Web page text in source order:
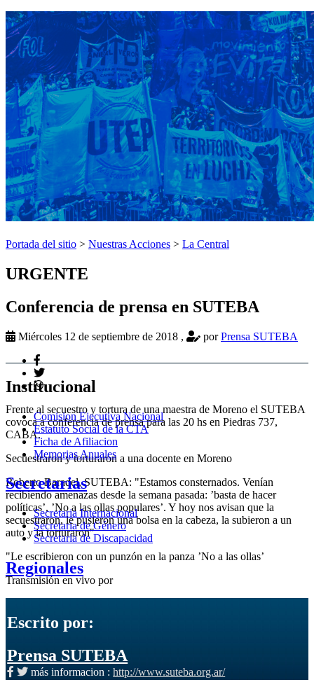
Portada del sitio > Nuestras Acciones > La Central
URGENTE
Conferencia de prensa en SUTEBA
Miércoles 12 de septiembre de 2018 , porPrensa SUTEBA
Frente al secuestro y tortura de una maestra de Moreno el SUTEBA
covoca a conferencia de prensa para las 20 hs en Piedras 737,
CABA.
Secuestraron y torturaron a una docente en Moreno
Roberto Baradel, SUTEBA: "Estamos consternados. Venían
recibiendo amenazas desde la semana pasada: ’basta de hacer
políticas’, ’No a las ollas populares’. Y hoy nos avisan que la
secuestraron, le pusieron una bolsa en la cabeza, la subieron a un
auto y la torturaron"
"Le escribieron con un punzón en la panza ’No a las ollas’
Transmisión en vivo por
Escrito por:
Prensa SUTEBA
más informacion :http://www.suteba.org.ar/
Institucional
Comision Ejecutiva Nacional
Estatuto Social de la CTA
Ficha de Afiliacion
Memorias Anuales
Secretarias
Secretaria Internacional
Secretaria de Género
Secretaria de Discapacidad
Regionales